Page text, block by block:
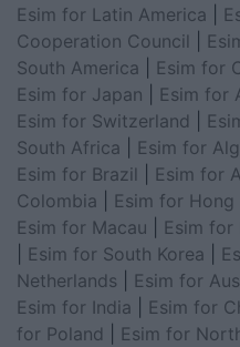
Esim for Latin America
Cooperation Council
South America
Esim for
Esim for Japan
Esim for
Esim for Switzerland
South Africa
Esim for
Esim for Brazil
Esim for
Colombia
Esim for Hong
Esim for Macau
Esim for
Esim for South Korea
Netherlands
Esim for
Esim for India
Esim for
for Poland
Esim for